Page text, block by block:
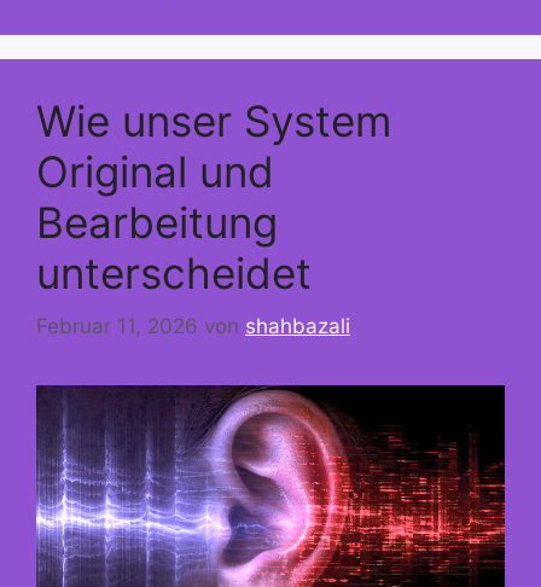
Wie unser System
Original und
Bearbeitung
unterscheidet
Februar 11, 2026 von shahbazali